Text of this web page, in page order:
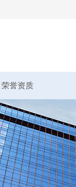
荣誉资质